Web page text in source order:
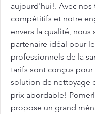
aujourd'hui!. Avec nos
compétitifs et notre
envers la qualité, nous
partenaire idéal pour
professionnels de la
tarifs sont conçus
solution de nettoyage
prix abordable!
propose un grand